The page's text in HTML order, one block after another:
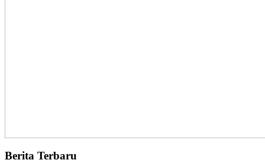
Berita Terbaru